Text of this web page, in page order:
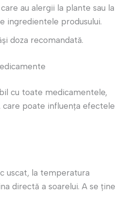
au alergii la plante sau la
ingredientele produsului.
doza recomandată.
cu toate medicamentele,
care poate influența efectele
uscat, la temperatura
directă a soarelui. A se ține